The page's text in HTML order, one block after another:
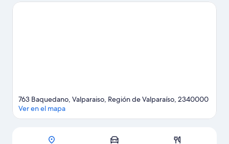
Deportivo de Valparaíso. En los alrededores encontrarás muchas
Sección del mapa
763 Baquedano, Valparaiso, Región de Valparaíso, 2340000
Ver en el mapa